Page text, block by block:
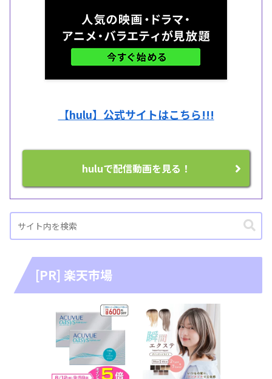
【hulu】公式サイトはこちら!!!
huluで配信動画を見る！
[PR] 楽天市場